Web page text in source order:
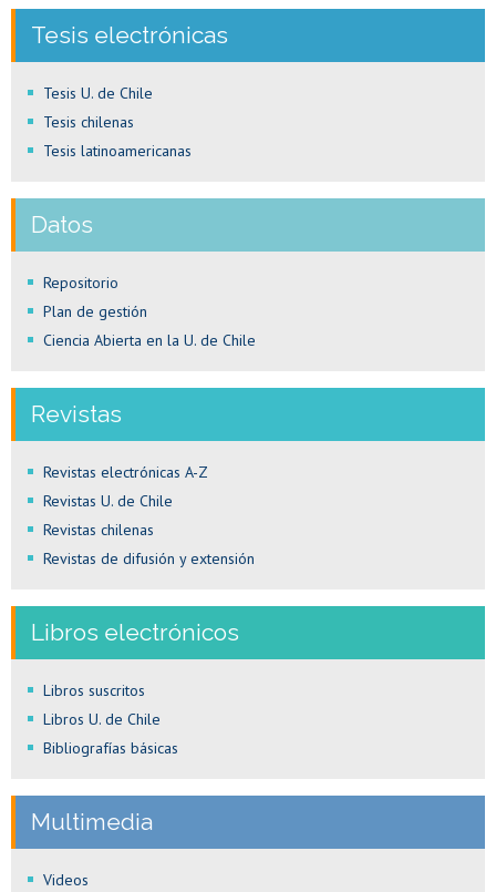
Tesis electrónicas
Tesis U. de Chile
Tesis chilenas
Tesis latinoamericanas
Datos
Repositorio
Plan de gestión
Ciencia Abierta en la U. de Chile
Revistas
Revistas electrónicas A-Z
Revistas U. de Chile
Revistas chilenas
Revistas de difusión y extensión
Libros electrónicos
Libros suscritos
Libros U. de Chile
Bibliografías básicas
Multimedia
Videos